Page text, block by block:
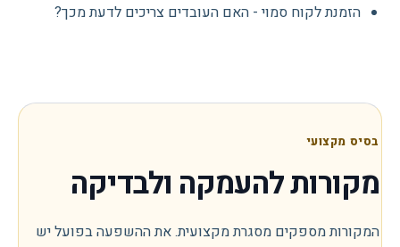
הזמנת לקוח סמוי - האם העובדים צריכים לדעת מכך?
בסיס מקצועי
מקורות להעמקה ולבדיקה
המקורות מספקים מסגרת מקצועית. את ההשפעה בפועל יש